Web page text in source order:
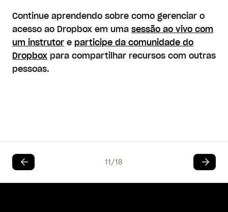
Continue aprendendo sobre como gerenciar o
acesso ao Dropbox em uma sessão ao vivo com
um instrutore participe da comunidade do
Dropboxpara compartilhar recursos com outras
pessoas.
11/18